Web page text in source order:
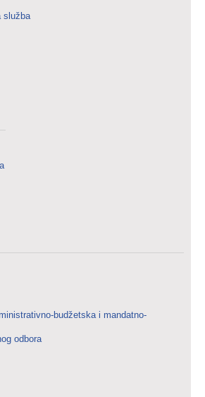
služba
budžetska i mandatno-
odbora